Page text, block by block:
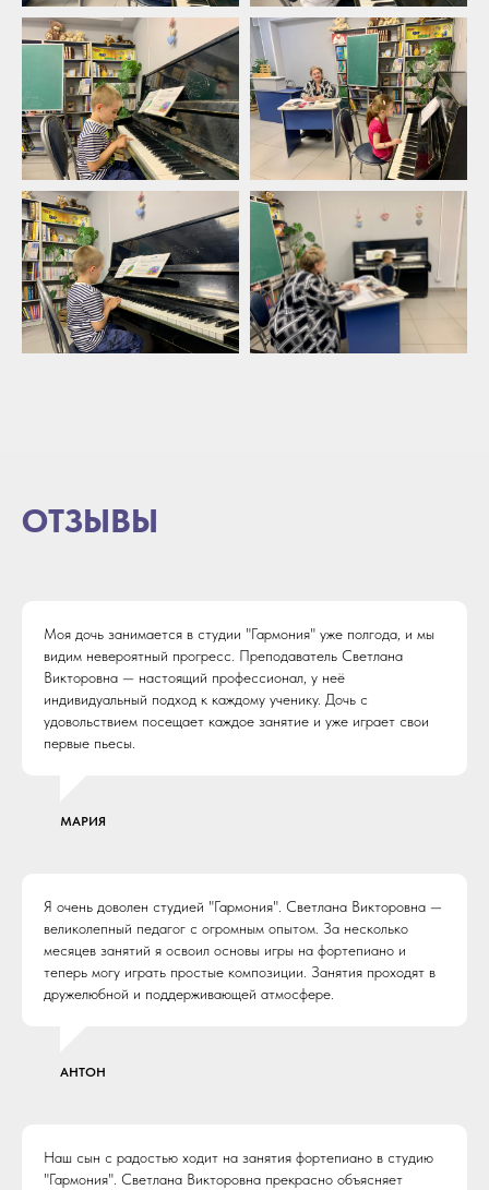
ОТЗЫВЫ
Моя дочь занимается в студии "Гармония" уже полгода, и мы
видим невероятный прогресс. Преподаватель Светлана
Викторовна — настоящий профессионал, у неё
индивидуальный подход к каждому ученику. Дочь с
удовольствием посещает каждое занятие и уже играет свои
первые пьесы.
МАРИЯ
Я очень доволен студией "Гармония". Светлана Викторовна —
великолепный педагог с огромным опытом. За несколько
месяцев занятий я освоил основы игры на фортепиано и
теперь могу играть простые композиции. Занятия проходят в
дружелюбной и поддерживающей атмосфере.
АНТОН
Наш сын с радостью ходит на занятия фортепиано в студию
"Гармония". Светлана Викторовна прекрасно объясняет